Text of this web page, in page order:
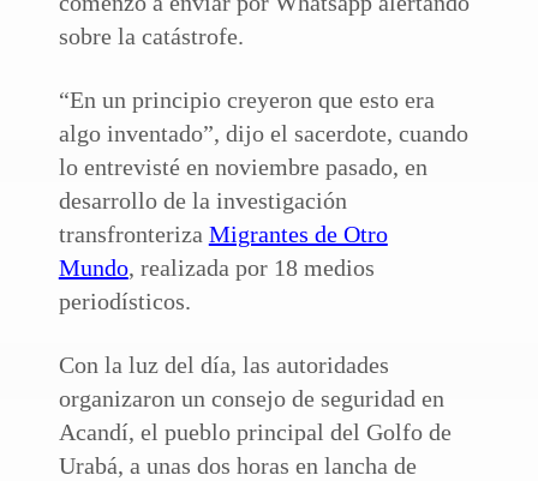
sobre la catástrofe.
“En un principio creyeron que esto era
algo inventado”, dijo el sacerdote, cuando
lo entrevisté en noviembre pasado, en
desarrollo de la investigación
transfronteriza Migrantes de Otro
Mundo, realizada por 18 medios
periodísticos.
Con la luz del día, las autoridades
organizaron un consejo de seguridad en
Acandí, el pueblo principal del Golfo de
Urabá, a unas dos horas en lancha de